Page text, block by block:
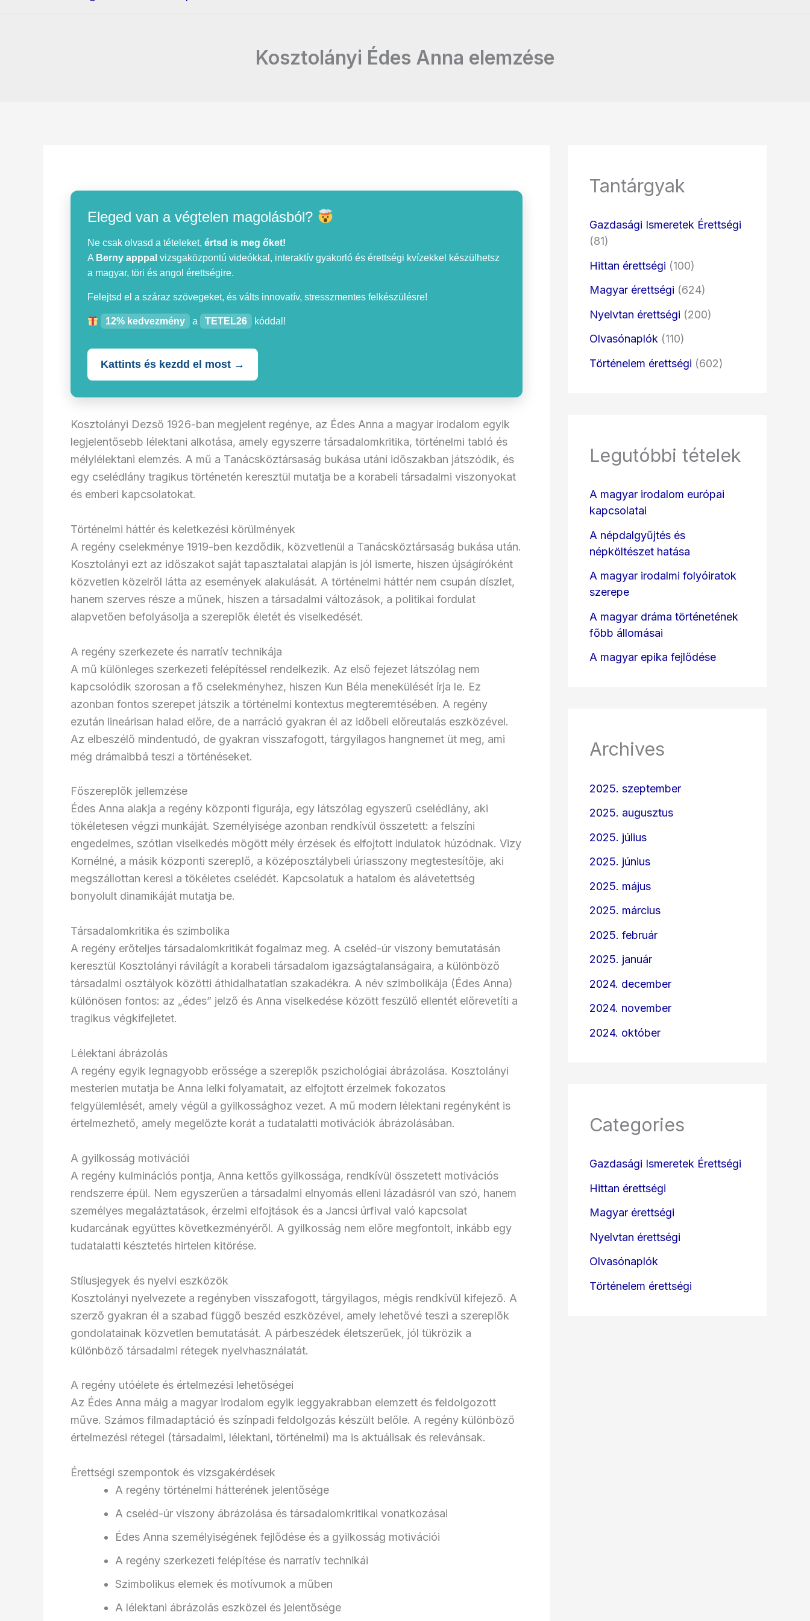
Kosztolányi Édes Anna elemzése
Eleged van a végtelen magolásból?
Ne csak olvasd a tételeket, értsd is meg őket!
A Berny apppal vizsgaközpontú videókkal, interaktív gyakorló és érettségi kvízekkel készülhetsz
a magyar, töri és angol érettségire.
Felejtsd el a száraz szövegeket, és válts innovatív, stresszmentes felkészülésre!
12% kedvezmény a TETEL26 kóddal!
Kattints és kezdd el most →
Kosztolányi Dezső 1926-ban megjelent regénye, az Édes Anna a magyar irodalom egyik
legjelentősebb lélektani alkotása, amely egyszerre társadalomkritika, történelmi tabló és
mélylélektani elemzés. A mű a Tanácsköztársaság bukása utáni időszakban játszódik, és
egy cselédlány tragikus történetén keresztül mutatja be a korabeli társadalmi viszonyokat
és emberi kapcsolatokat.
Történelmi háttér és keletkezési körülmények
A regény cselekménye 1919-ben kezdődik, közvetlenül a Tanácsköztársaság bukása után.
Kosztolányi ezt az időszakot saját tapasztalatai alapján is jól ismerte, hiszen újságíróként
közvetlen közelről látta az események alakulását. A történelmi háttér nem csupán díszlet,
hanem szerves része a műnek, hiszen a társadalmi változások, a politikai fordulat
alapvetően befolyásolja a szereplők életét és viselkedését.
A regény szerkezete és narratív technikája
A mű különleges szerkezeti felépítéssel rendelkezik. Az első fejezet látszólag nem
kapcsolódik szorosan a fő cselekményhez, hiszen Kun Béla menekülését írja le. Ez
azonban fontos szerepet játszik a történelmi kontextus megteremtésében. A regény
ezután lineárisan halad előre, de a narráció gyakran él az időbeli előreutalás eszközével.
Az elbeszélő mindentudó, de gyakran visszafogott, tárgyilagos hangnemet üt meg, ami
még drámaibbá teszi a történéseket.
Főszereplők jellemzése
Édes Anna alakja a regény központi figurája, egy látszólag egyszerű cselédlány, aki
tökéletesen végzi munkáját. Személyisége azonban rendkívül összetett: a felszíni
engedelmes, szótlan viselkedés mögött mély érzések és elfojtott indulatok húzódnak. Vizy
Kornélné, a másik központi szereplő, a középosztálybeli úriasszony megtestesítője, aki
megszállottan keresi a tökéletes cselédét. Kapcsolatuk a hatalom és alávetettség
bonyolult dinamikáját mutatja be.
Társadalomkritika és szimbolika
A regény erőteljes társadalomkritikát fogalmaz meg. A cseléd-úr viszony bemutatásán
keresztül Kosztolányi rávilágít a korabeli társadalom igazságtalanságaira, a különböző
társadalmi osztályok közötti áthidalhatatlan szakadékra. A név szimbolikája (Édes Anna)
különösen fontos: az „édes” jelző és Anna viselkedése között feszülő ellentét előrevetíti a
tragikus végkifejletet.
Lélektani ábrázolás
A regény egyik legnagyobb erőssége a szereplők pszichológiai ábrázolása. Kosztolányi
mesterien mutatja be Anna lelki folyamatait, az elfojtott érzelmek fokozatos
felgyülemlését, amely végül a gyilkossághoz vezet. A mű modern lélektani regényként is
értelmezhető, amely megelőzte korát a tudatalatti motivációk ábrázolásában.
A gyilkosság motivációi
A regény kulminációs pontja, Anna kettős gyilkossága, rendkívül összetett motivációs
rendszerre épül. Nem egyszerűen a társadalmi elnyomás elleni lázadásról van szó, hanem
személyes megaláztatások, érzelmi elfojtások és a Jancsi úrfival való kapcsolat
kudarcának együttes következményéről. A gyilkosság nem előre megfontolt, inkább egy
tudatalatti késztetés hirtelen kitörése.
Stílusjegyek és nyelvi eszközök
Kosztolányi nyelvezete a regényben visszafogott, tárgyilagos, mégis rendkívül kifejező. A
szerző gyakran él a szabad függő beszéd eszközével, amely lehetővé teszi a szereplők
gondolatainak közvetlen bemutatását. A párbeszédek életszerűek, jól tükrözik a
különböző társadalmi rétegek nyelvhasználatát.
A regény utóélete és értelmezési lehetőségei
Az Édes Anna máig a magyar irodalom egyik leggyakrabban elemzett és feldolgozott
műve. Számos filmadaptáció és színpadi feldolgozás készült belőle. A regény különböző
értelmezési rétegei (társadalmi, lélektani, történelmi) ma is aktuálisak és relevánsak.
Érettségi szempontok és vizsgakérdések
A regény történelmi hátterének jelentősége
A cseléd-úr viszony ábrázolása és társadalomkritikai vonatkozásai
Édes Anna személyiségének fejlődése és a gyilkosság motivációi
A regény szerkezeti felépítése és narratív technikái
Szimbolikus elemek és motívumok a műben
A lélektani ábrázolás eszközei és jelentősége
Tantárgyak
Gazdasági Ismeretek Érettségi
(81)
Hittan érettségi (100)
Magyar érettségi (624)
Nyelvtan érettségi (200)
Olvasónaplók (110)
Történelem érettségi (602)
Legutóbbi tételek
A magyar irodalom európai
kapcsolatai
A népdalgyűjtés és
népköltészet hatása
A magyar irodalmi folyóiratok
szerepe
A magyar dráma történetének
főbb állomásai
A magyar epika fejlődése
Archives
2025. szeptember
2025. augusztus
2025. július
2025. június
2025. május
2025. március
2025. február
2025. január
2024. december
2024. november
2024. október
Categories
Gazdasági Ismeretek Érettségi
Hittan érettségi
Magyar érettségi
Nyelvtan érettségi
Olvasónaplók
Történelem érettségi